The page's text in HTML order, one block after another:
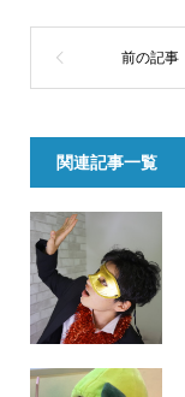
関連記事一覧